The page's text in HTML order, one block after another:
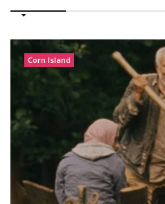
Corn Island